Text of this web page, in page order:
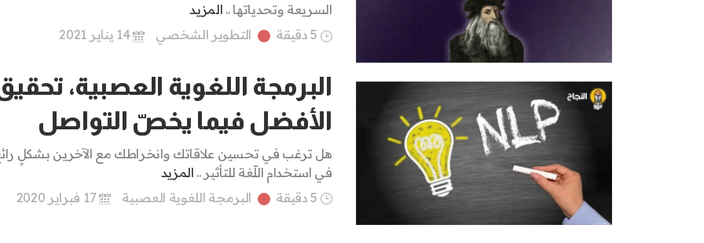
السريعة وتحدياتها .. المزيد
5 دقيقة
التطوير الشخصي 14 يناير 2021
البرمجة اللغوية العصبية،
الأفضل فيما يخصّ التواصل
هل ترغب في تحسين علاقاتك وانخراطك مع الآخرين بشكلٍ
في استخدام اللّغة للتأثير .. المزيد
5 دقيقة
البرمجة اللغوية العصبية